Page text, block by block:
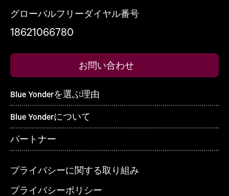
グローバルフリーダイヤル番号
18621066780
お問い合わせ
Blue Yonderを選ぶ理由
Blue Yonderについて
パートナー
プライバシーに関する取り組み
プライバシーポリシー